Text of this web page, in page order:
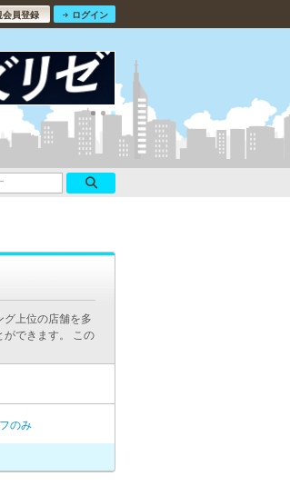
会員登録 ログイン
上位の店舗を多
できます。 この
のみ